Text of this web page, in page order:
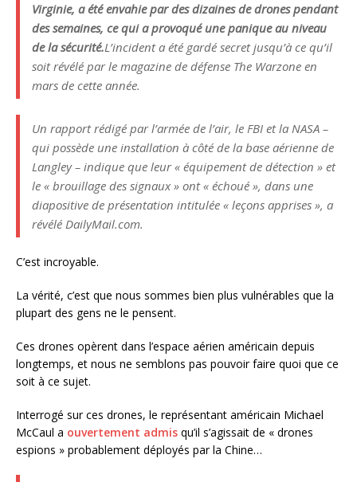
Virginie, a été envahie par des dizaines de drones pendant
des semaines, ce qui a provoqué une panique au niveau
de la sécurité.L’incident a été gardé secret jusqu’à ce qu’il
soit révélé par le magazine de défense The Warzone en
mars de cette année.
Un rapport rédigé par l’armée de l’air, le FBI et la NASA –
qui possède une installation à côté de la base aérienne de
Langley – indique que leur « équipement de détection » et
le « brouillage des signaux » ont « échoué », dans une
diapositive de présentation intitulée « leçons apprises », a
révélé DailyMail.com.
C’est incroyable.
La vérité, c’est que nous sommes bien plus vulnérables que la
plupart des gens ne le pensent.
Ces drones opèrent dans l’espace aérien américain depuis
longtemps, et nous ne semblons pas pouvoir faire quoi que ce
soit à ce sujet.
Interrogé sur ces drones, le représentant américain Michael
McCaul a ouvertement admis qu’il s’agissait de « drones
espions » probablement déployés par la Chine…